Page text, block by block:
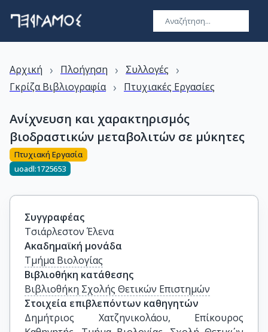
Αρχική › Πλοήγηση › Συλλογές ›
Γκρίζα Βιβλιογραφία › Πτυχιακές Εργασίες
Ανίχνευση και χαρακτηρισμός
βιοδραστικών μεταβολιτών σε μύκητες
Πτυχιακή Εργασία
uoadl:1725653
Συγγραφέας
Τσιάρλεστον Έλενα
Ακαδημαϊκή μονάδα
Τμήμα Βιολογίας
Βιβλιοθήκη κατάθεσης
Βιβλιοθήκη Σχολής Θετικών Επιστημών
Στοιχεία επιβλεπόντων καθηγητών
Δημήτριος Χατζηνικολάου, Επίκουρος